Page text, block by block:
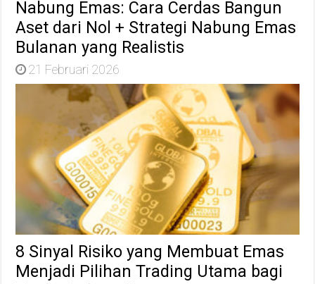
Nabung Emas: Cara Cerdas Bangun
Aset dari Nol + Strategi Nabung Emas
Bulanan yang Realistis
21 Februari 2026
8 Sinyal Risiko yang Membuat Emas
Menjadi Pilihan Trading Utama bagi